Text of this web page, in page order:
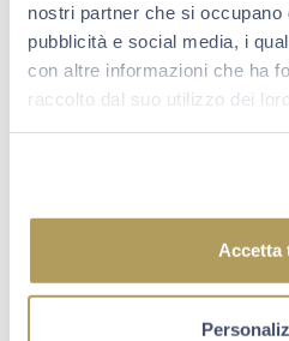
nostri partner che si occupano
pubblicità e social media, i
con altre informazioni che ha
raccolto dal suo utilizzo dei
Accetta
È così che il celebre “
melius
ben interpretato in questa
sapori, diventerà quel vizio a
Una pizza da mangiare
soprattutto, davanti a una
Scopri tutte le novità in